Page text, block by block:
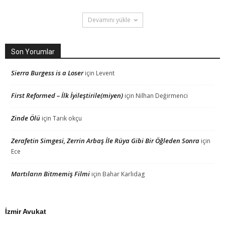
Devamını yükle
Son Yorumlar
Sierra Burgess is a Loseriçin Levent
First Reformed – İlk İyileştirile(miyen) için Nilhan Değirmenci
Zinde Ölü için Tarık okçu
Zerafetin Simgesi, Zerrin Arbaş İle Rüya Gibi Bir Öğleden Sonra için
Ece
Martıların Bitmemiş Filmi için Bahar Karlidag
İzmir Avukat